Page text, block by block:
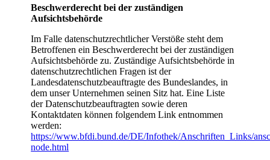
Beschwerderecht bei der zuständigen
Aufsichtsbehörde
Im Falle datenschutzrechtlicher Verstöße steht dem
Betroffenen ein Beschwerderecht bei der zuständigen
Aufsichtsbehörde zu. Zuständige Aufsichtsbehörde in
datenschutzrechtlichen Fragen ist der
Landesdatenschutzbeauftragte des Bundeslandes, in
dem unser Unternehmen seinen Sitz hat. Eine Liste
der Datenschutzbeauftragten sowie deren
Kontaktdaten können folgendem Link entnommen
werden:
https://www.bfdi.bund.de/DE/Infothek/Anschriften_Links/
node.html